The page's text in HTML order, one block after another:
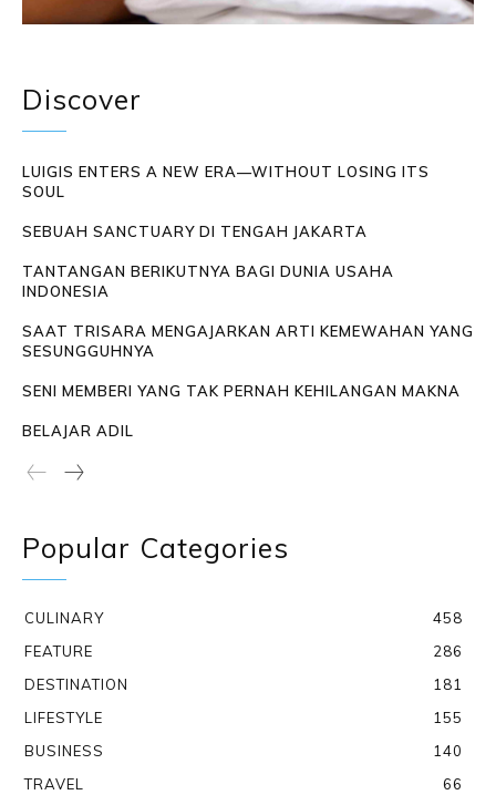
Discover
LUIGIS ENTERS A NEW ERA—WITHOUT LOSING ITS
SOUL
SEBUAH SANCTUARY DI TENGAH JAKARTA
TANTANGAN BERIKUTNYA BAGI DUNIA USAHA
INDONESIA
SAAT TRISARA MENGAJARKAN ARTI KEMEWAHAN YANG
SESUNGGUHNYA
SENI MEMBERI YANG TAK PERNAH KEHILANGAN MAKNA
BELAJAR ADIL
Popular Categories
CULINARY
458
FEATURE
286
DESTINATION
181
LIFESTYLE
155
BUSINESS
140
TRAVEL
66